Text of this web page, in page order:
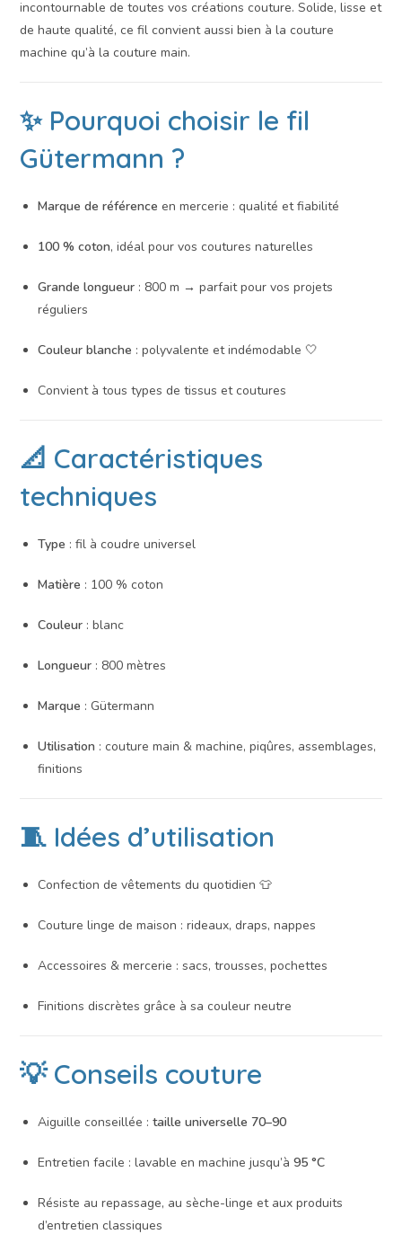
incontournable de toutes vos créations couture. Solide, lisse et
de haute qualité, ce fil convient aussi bien à la couture
machine qu’à la couture main.
✨ Pourquoi choisir le fil
Gütermann ?
Marque de référence en mercerie : qualité et fiabilité
100 % coton, idéal pour vos coutures naturelles
Grande longueur : 800 m → parfait pour vos projets
réguliers
Couleur blanche : polyvalente et indémodable 🤍
Convient à tous types de tissus et coutures
📐 Caractéristiques
techniques
Type : fil à coudre universel
Matière : 100 % coton
Couleur : blanc
Longueur : 800 mètres
Marque : Gütermann
Utilisation : couture main & machine, piqûres, assemblages,
finitions
🧵 Idées d’utilisation
Confection de vêtements du quotidien 👕
Couture linge de maison : rideaux, draps, nappes
Accessoires & mercerie : sacs, trousses, pochettes
Finitions discrètes grâce à sa couleur neutre
💡 Conseils couture
Aiguille conseillée :taille universelle 70–90
Entretien facile : lavable en machine jusqu’à95 °C
Résiste au repassage, au sèche-linge et aux produits
d’entretien classiques